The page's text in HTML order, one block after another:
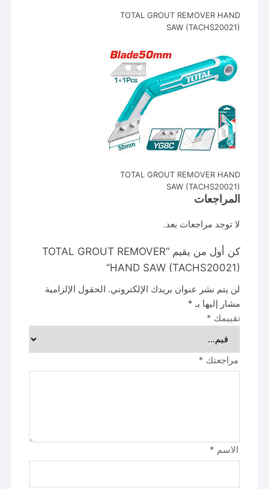
TOTAL GROUT REMOVER HAND
SAW (TACHS20021)
TOTAL GROUT REMOVER HAND
SAW (TACHS20021)
المراجعات
لا توجد مراجعات بعد.
كن أول من يقيم “TOTAL GROUT REMOVER
HAND SAW (TACHS20021)”
لن يتم نشر عنوان بريدك الإلكتروني. الحقول الإلزامية
مشار إليها بـ *
تقييمك *
مراجعتك *
الاسم *